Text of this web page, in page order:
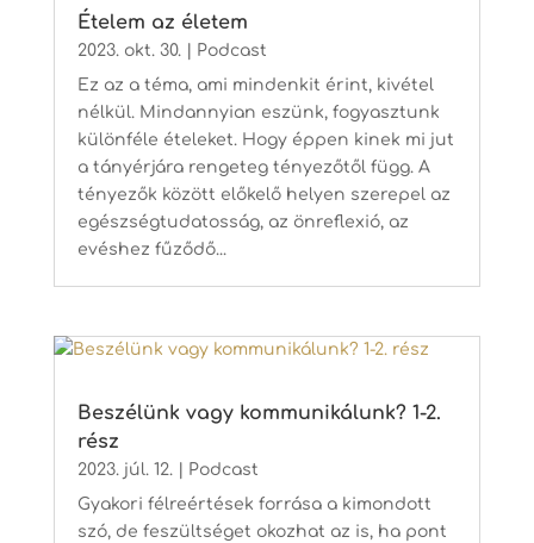
Ételem az életem
2023. okt. 30.|
Podcast
Ez az a téma, ami mindenkit érint, kivétel
nélkül. Mindannyian eszünk, fogyasztunk
különféle ételeket. Hogy éppen kinek mi jut
a tányérjára rengeteg tényezőtől függ. A
tényezők között előkelő helyen szerepel az
egészségtudatosság, az önreflexió, az
evéshez fűződő...
Beszélünk vagy kommunikálunk? 1-2.
rész
2023. júl. 12.|
Podcast
Gyakori félreértések forrása a kimondott
szó, de feszültséget okozhat az is, ha pont